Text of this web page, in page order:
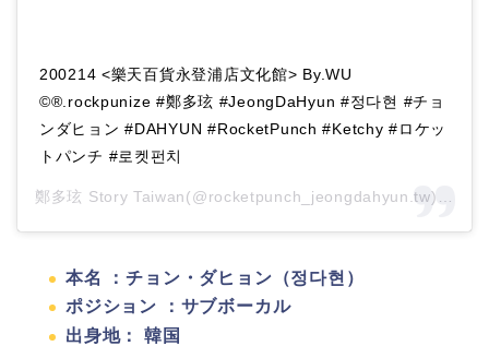
200214 <樂天百貨永登浦店文化館> By.WU
©®.rockpunize #鄭多玹 #JeongDaHyun‬ #정다현‬ #チョ
ンダヒョン #DAHYUN #RocketPunch #Ketchy #ロケッ
トパンチ #로켓펀치
本名 ：チョン・ダヒョン（정다현）
ポジション ：サブボーカル
出身地： 韓国